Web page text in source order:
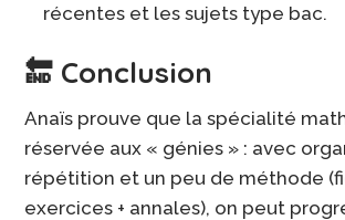
récentes et les sujets type bac.
🔚 Conclusion
Anaïs prouve que la spécialité
réservée aux « génies » : avec
répétition et un peu de méthode
exercices + annales), on peut